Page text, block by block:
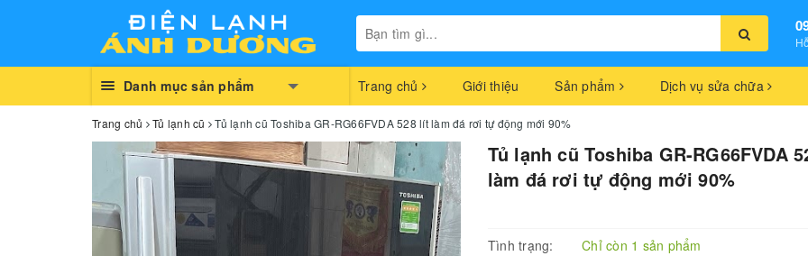
Danh mục sản phẩm Trang chủ Giới thiệu Sản phẩm Dịch vụ sửa chữa
Trang chủ Tủ lạnh cũ Tủ lạnh cũ Toshiba GR-RG66FVDA 528 lít làm đá rơi tự động mới 90%
Tủ lạnh cũ Toshiba GR-RG66FVDA
làm đá rơi tự động mới 90%
Tình trạng:
Chỉ còn 1 sản phẩm